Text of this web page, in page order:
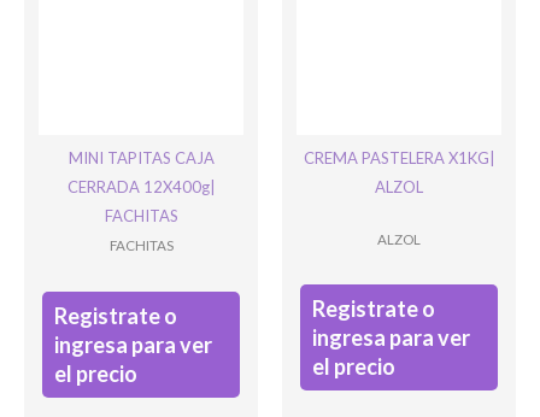
MINI TAPITAS CAJA
CERRADA 12X400g|
FACHITAS
FACHITAS
Registrate o
ingresa para ver
el precio
CREMA PASTELERA X1KG|
ALZOL
ALZOL
Registrate o
ingresa para ver
el precio